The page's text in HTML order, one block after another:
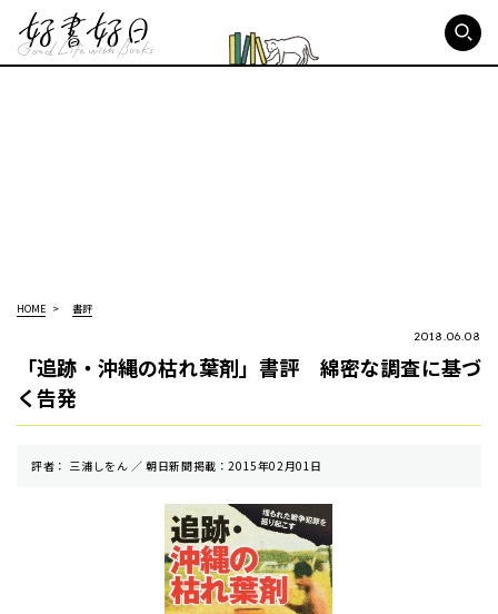
HOME 書評
2018.06.08
「追跡・沖縄の枯れ葉剤」書評 綿密な調査に基づ
く告発
評者： 三浦しをん ／ 朝⽇新聞掲載：2015年02月01日